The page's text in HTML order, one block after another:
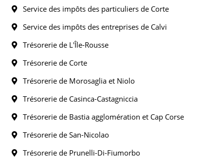
Service des impôts des particuliers de Corte
Service des impôts des entreprises de Calvi
Trésorerie de L'Île-Rousse
Trésorerie de Corte
Trésorerie de Morosaglia et Niolo
Trésorerie de Casinca-Castagniccia
Trésorerie de Bastia agglomération et Cap Corse
Trésorerie de San-Nicolao
Trésorerie de Prunelli-Di-Fiumorbo